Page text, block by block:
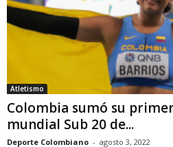
Atletismo
Colombia sumó su
mundial Sub 20 de...
Deporte Colombiano - agosto 3, 2022